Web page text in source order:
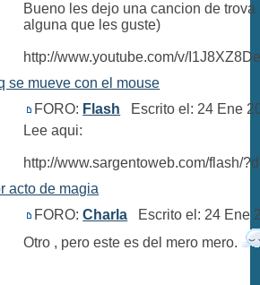
Bueno les dejo una cancion de
alguna que les guste)
http://www.youtube.com/v/
se mueve con el mouse
FORO: Flash Escrito el: 24 Ene
Lee aqui:
http://www.sargentoweb.com/flash/
acto de magia
FORO:Charla Escrito el: 24 Ene
Otro , pero este es del mero mero.